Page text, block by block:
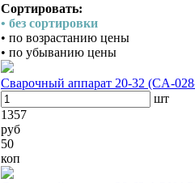
Сортировать:
• без сортировки
• по возрастанию цены
• по убыванию цены
Сварочный аппарат 20-32 (CA-
шт
1357
руб
50
коп